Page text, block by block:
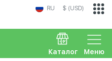
RU $ (USD)
Меню
Каталог